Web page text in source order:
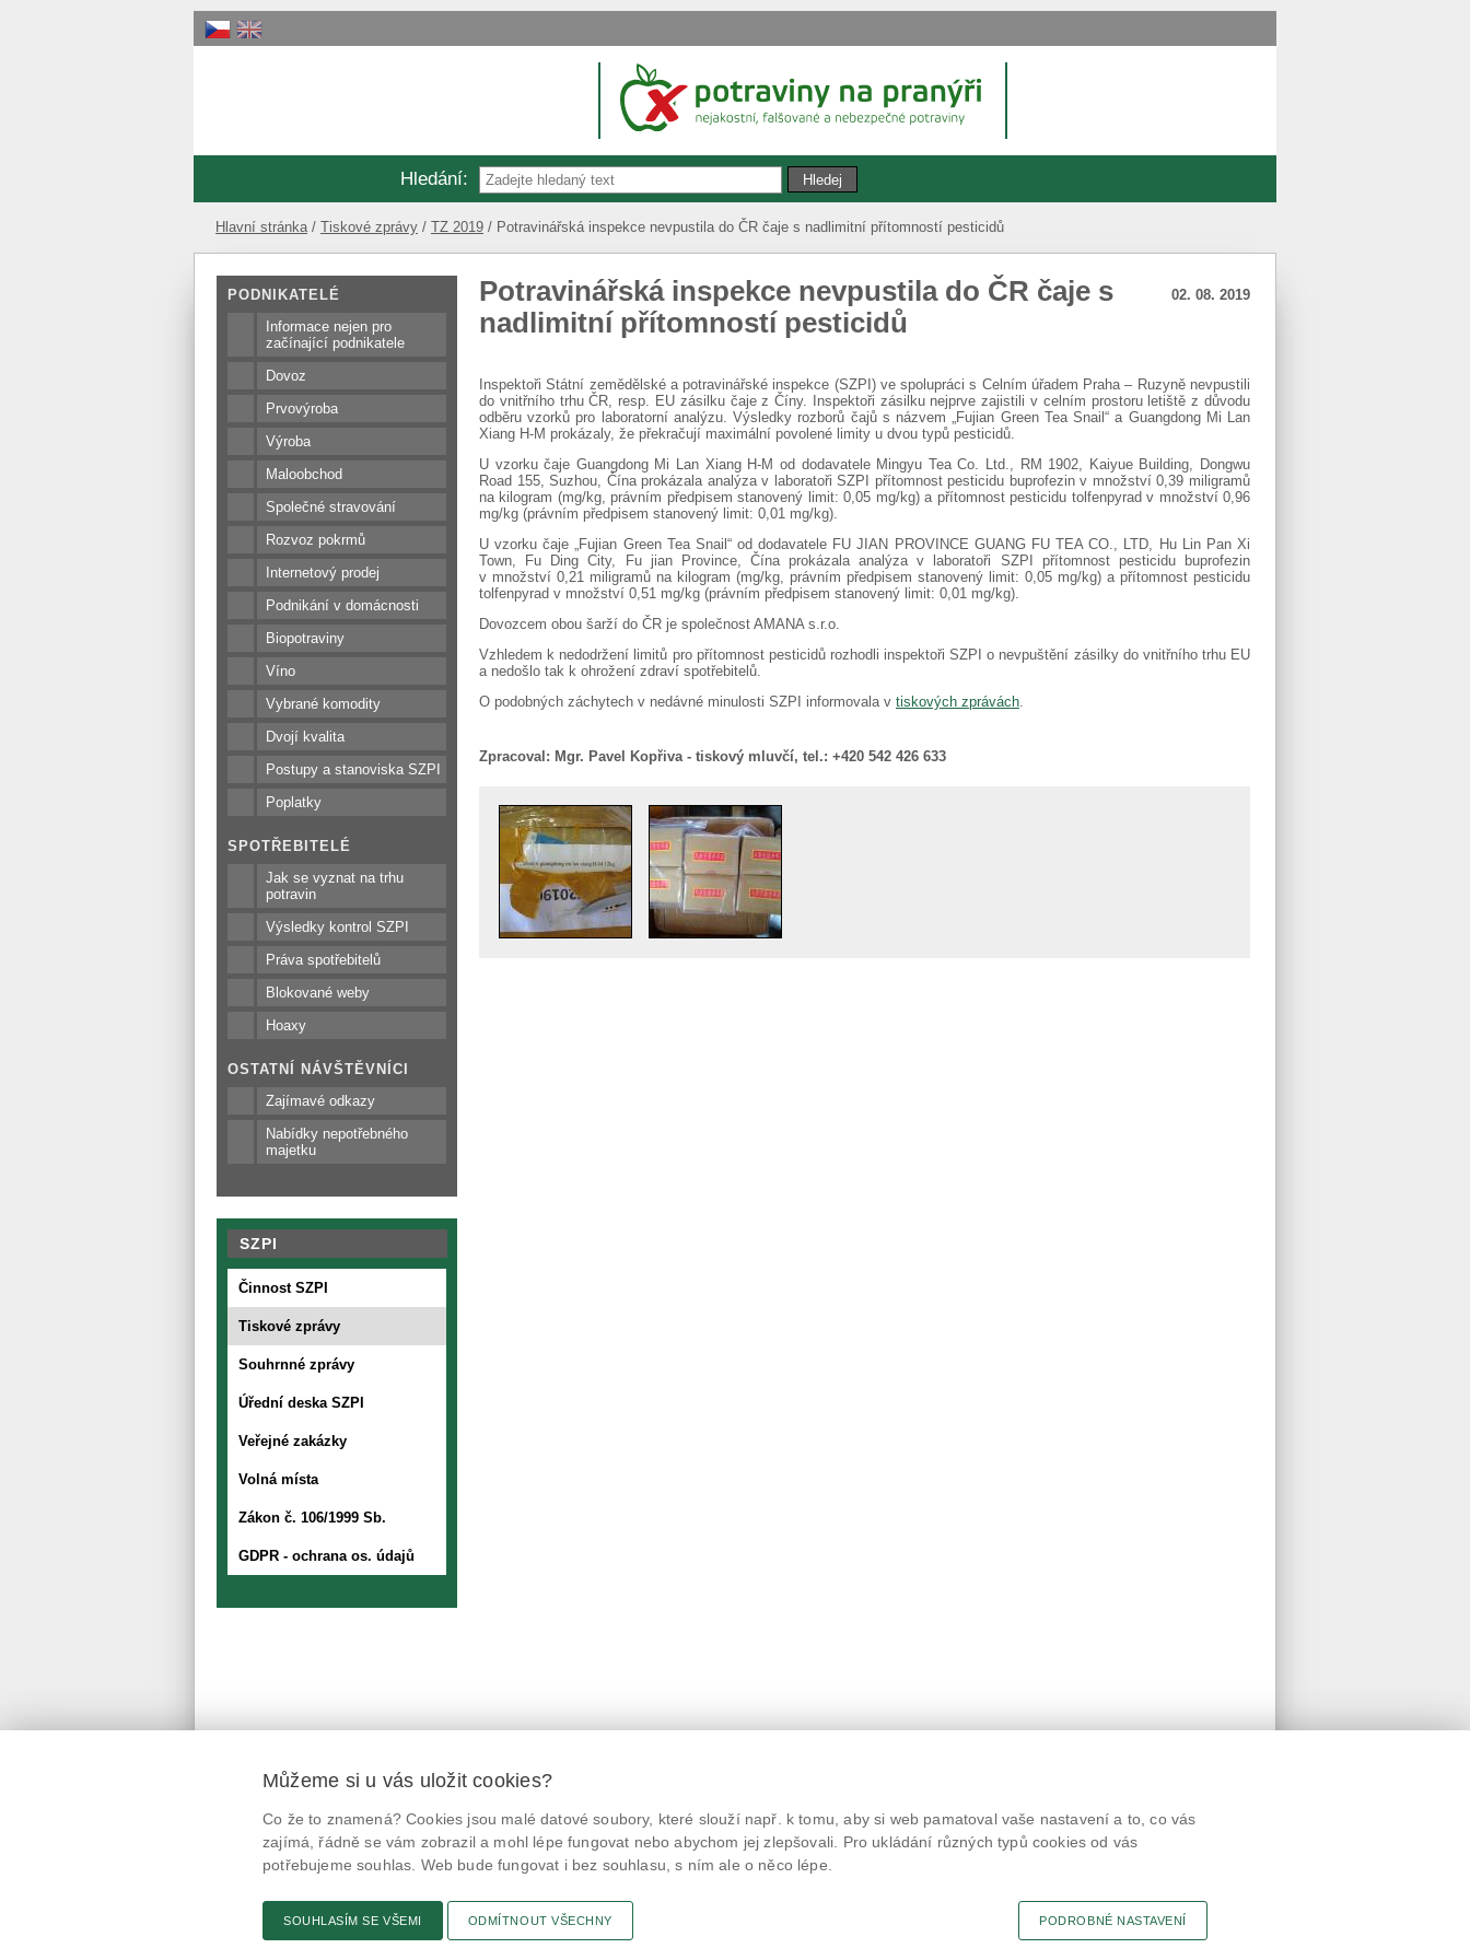
Hledání:
Hlavní stránka Tiskové zprávy TZ 2019 Potravinářská inspekce nevpustila do ČR čaje s nadlimitní přítomností pesticidů
PODNIKATELÉ
Informace nejen pro
začínající podnikatele
Dovoz
Prvovýroba
Výroba
Maloobchod
Společné stravování
Rozvoz pokrmů
Internetový prodej
Podnikání v domácnosti
Biopotraviny
Víno
Vybrané komodity
Dvojí kvalita
Postupy a stanoviska SZPI
Poplatky
SPOTŘEBITELÉ
Jak se vyznat na trhu
potravin
Výsledky kontrol SZPI
Práva spotřebitelů
Blokované weby
Hoaxy
OSTATNÍ NÁVŠTĚVNÍCI
Zajímavé odkazy
Nabídky nepotřebného
majetku
SZPI
Činnost SZPI
Tiskové zprávy
Souhrnné zprávy
Úřední deska SZPI
Veřejné zakázky
Volná místa
Zákon č. 106/1999 Sb.
GDPR - ochrana os. údajů
Potravinářská inspekce nevpustila do ČR čaje s
nadlimitní přítomností pesticidů
02. 08. 2019
Inspektoři Státní zemědělské a potravinářské inspekce (SZPI) ve spolupráci s Celním úřadem Praha – Ruzyně nevpustili
do vnitřního trhu ČR, resp. EU zásilku čaje z Číny. Inspektoři zásilku nejprve zajistili v celním prostoru letiště z důvodu
odběru vzorků pro laboratorní analýzu. Výsledky rozborů čajů s názvem „Fujian Green Tea Snail“ a Guangdong Mi Lan
Xiang H-M prokázaly, že překračují maximální povolené limity u dvou typů pesticidů.
U vzorku čaje Guangdong Mi Lan Xiang H-M od dodavatele Mingyu Tea Co. Ltd., RM 1902, Kaiyue Building, Dongwu
Road 155, Suzhou, Čína prokázala analýza v laboratoři SZPI přítomnost pesticidu buprofezin v množství 0,39 miligramů
na kilogram (mg/kg, právním předpisem stanovený limit: 0,05 mg/kg) a přítomnost pesticidu tolfenpyrad v množství 0,96
mg/kg (právním předpisem stanovený limit: 0,01 mg/kg).
U vzorku čaje „Fujian Green Tea Snail“ od dodavatele FU JIAN PROVINCE GUANG FU TEA CO., LTD, Hu Lin Pan Xi
Town, Fu Ding City, Fu jian Province, Čína prokázala analýza v laboratoři SZPI přítomnost pesticidu buprofezin
v množství 0,21 miligramů na kilogram (mg/kg, právním předpisem stanovený limit: 0,05 mg/kg) a přítomnost pesticidu
tolfenpyrad v množství 0,51 mg/kg (právním předpisem stanovený limit: 0,01 mg/kg).
Dovozcem obou šarží do ČR je společnost AMANA s.r.o.
Vzhledem k nedodržení limitů pro přítomnost pesticidů rozhodli inspektoři SZPI o nevpuštění zásilky do vnitřního trhu EU
a nedošlo tak k ohrožení zdraví spotřebitelů.
O podobných záchytech v nedávné minulosti SZPI informovala v tiskových zprávách
Zpracoval: Mgr. Pavel Kopřiva - tiskový mluvčí, tel.: +420 542 426 633
@potravinynapranyri @NaPranyri
@SZPIjobs
© Státní zemědělská a potravinářská inspekce 2026.
Květná 15, 603 00 Brno, epodatelna
szpi.gov.cz
ID datové schránky: avraiqg
Prohlášení o přístupnosti
Připomínky
Tisk stránky
Můžeme si u vás uložit cookies?
Co že to znamená? Cookies jsou malé datové soubory, které slouží např. k tomu, aby si web pamatoval vaše nastavení a to, co vás
zajímá, řádně se vám zobrazil a mohl lépe fungovat nebo abychom jej zlepšovali. Pro ukládání různých typů cookies od vás
potřebujeme souhlas. Web bude fungovat i bez souhlasu, s ním ale o něco lépe.
SOUHLASÍM SE VŠEMI ODMÍTNOUT VŠECHNY PODROBNÉ NASTAVENÍ